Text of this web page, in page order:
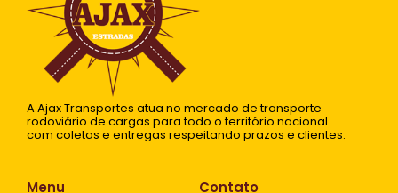
A Ajax Transportes atua no mercado de transporte
rodoviário de cargas para todo o território nacional
com coletas e entregas respeitando prazos e clientes.
Menu Contato